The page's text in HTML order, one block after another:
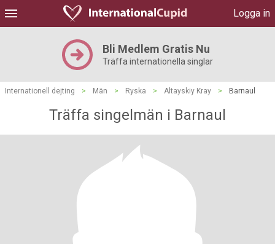
Logga in
Bli Medlem Gratis Nu
Träffa internationella singlar
Internationell dejting > Män > Ryska > Altayskiy Kray > Barnaul
Träffa singelmän i Barnaul